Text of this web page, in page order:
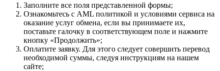
Заполните все поля представленной формы;
Ознакомьтесь с AML политикой и условиями сервиса на
оказание услуг обмена, если вы принимаете их,
поставьте галочку в соответствующем поле и нажмите
кнопку «Продолжить»;
Оплатите заявку. Для этого следует совершить перевод
необходимой суммы, следуя инструкциям на нашем
сайте;